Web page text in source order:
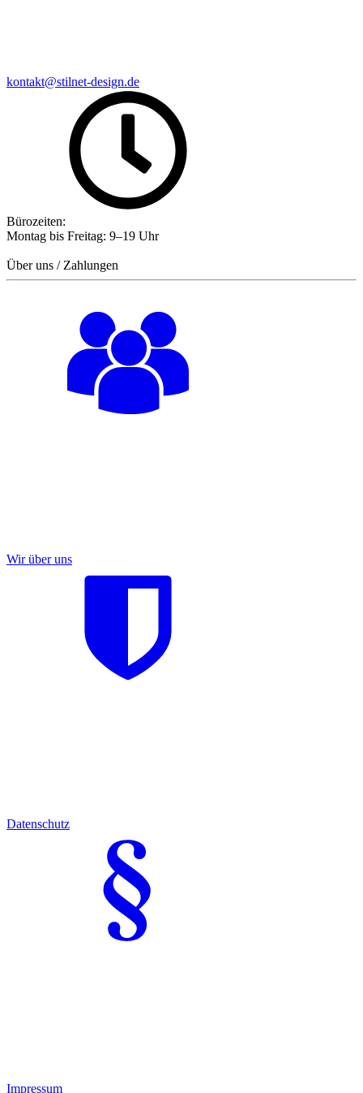
kontakt@stilnet-design.de
Bürozeiten:
Montag bis Freitag: 9–19 Uhr
Über uns / Zahlungen
Wir über uns
Datenschutz
Impressum